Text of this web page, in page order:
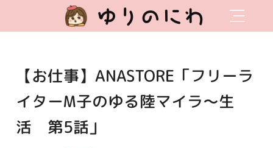
ゆりのにわ
【お仕事】ANASTORE「フリーラ
イターM子のゆる陸マイラ〜生
活 第5話」